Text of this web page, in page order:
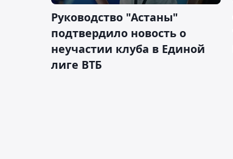
Руководство "Астаны"
подтвердило новость о
неучастии клуба в Единой
лиге ВТБ